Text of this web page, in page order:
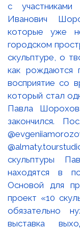
с
Иванович
которые уже
городском
скульптуре, о
как рождаются
восприятие со
который стал
Павла
закончился.
скульптуры
находятся в
Основой для
проект «10
обязательно
выставка